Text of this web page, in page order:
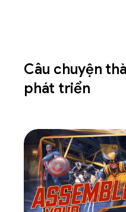
Câu chuyện
phát triển